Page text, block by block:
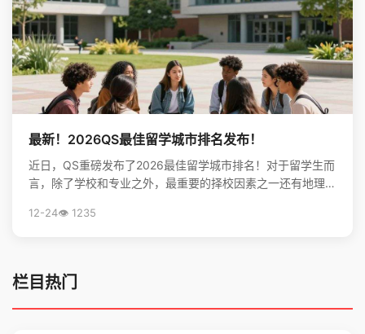
最新！2026QS最佳留学城市排名发布！
近日，QS重磅发布了2026最佳留学城市排名！对于留学生而
言，除了学校和专业之外，最重要的择校因素之一还有地理位
12-24👁️ 1235
栏目热门